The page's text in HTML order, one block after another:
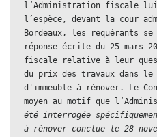
l’Administration fiscale lui
l’espèce, devant la cour
Bordeaux, les requérants
réponse écrite du 25 mars
fiscale relative à leur
du prix des travaux dans le
d'immeuble à rénover. Le
moyen au motif que
été interrogée
à rénover conclue le 28